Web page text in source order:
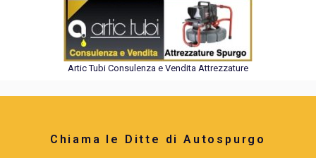
Artic Tubi Consulenza e Vendita Attrezzature
Chiama le Ditte di Autospurgo